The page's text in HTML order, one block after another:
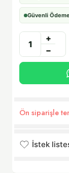
Güvenli Ödeme
+
−
Ön siparişle
İstek